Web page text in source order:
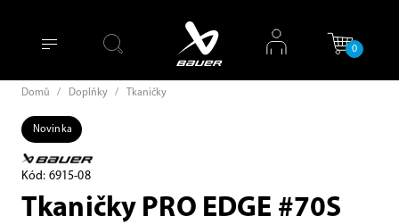
0
Domů / Doplňky / Tkaničky
Novinka
Kód: 6915-08
Tkaničky PRO EDGE #70S